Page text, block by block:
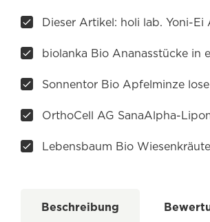
Dieser Artikel: holi lab. Yoni-Ei
biolanka Bio Ananasstücke in
Sonnentor Bio Apfelminze lose
OrthoCell AG SanaAlpha-
Lebensbaum Bio
Beschreibung